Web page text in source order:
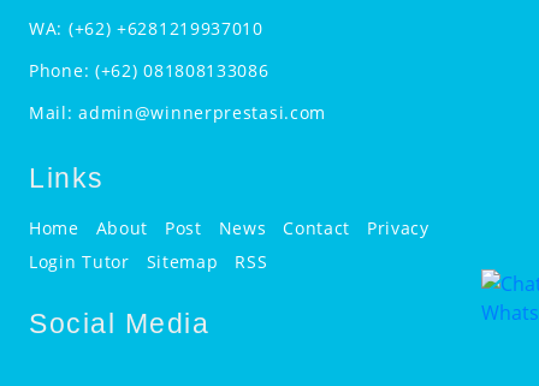
WA: (+62) +6281219937010
Phone: (+62) 081808133086
Mail:admin@winnerprestasi.com
Links
Home About Post News Contact
Privacy
Login Tutor
Sitemap RSS
Social Media